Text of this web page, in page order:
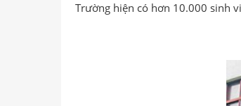
Trường hiện có hơn 10.000 sinh